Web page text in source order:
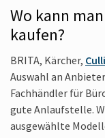
Wo kann
kaufen?
BRITA, Kärcher,
Auswahl an
Fachhändler für
gute Anlaufstelle.
ausgewählte